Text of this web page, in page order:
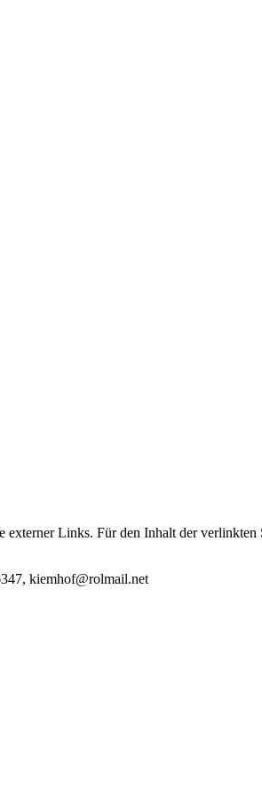
Links. Für den Inhalt der verlinkten
kiemhof@rolmail.net